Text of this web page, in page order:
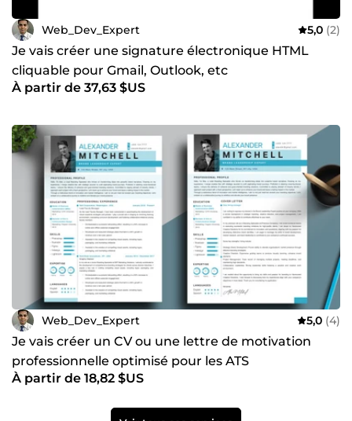
Web_Dev_Expert 5,0 (2)
Je vais créer une signature électronique HTML
cliquable pour Gmail, Outlook, etc
À partir de 37,63 $US
Web_Dev_Expert 5,0 (4)
Je vais créer un CV ou une lettre de motivation
professionnelle optimisé pour les ATS
À partir de 18,82 $US